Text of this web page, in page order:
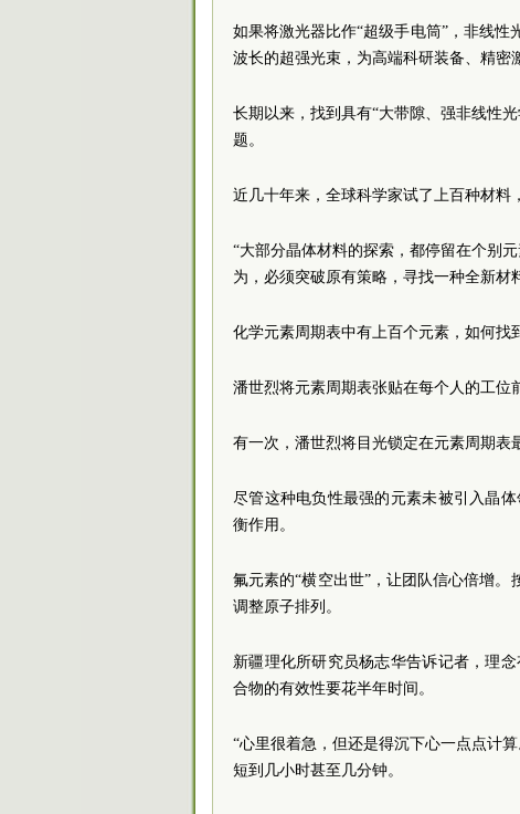
如果将激光器比作“超级手电筒”，非线性
波长的超强光束，为高端科研装备、精密
长期以来，找到具有“大带隙、强非线性
题。
近几十年来，全球科学家试了上百种材料
“大部分晶体材料的探索，都停留在个别
为，必须突破原有策略，寻找一种全新材
化学元素周期表中有上百个元素，如何找
潘世烈将元素周期表张贴在每个人的工位
有一次，潘世烈将目光锁定在元素周期表
尽管这种电负性最强的元素未被引入晶
衡作用。
氟元素的“横空出世”，让团队信心倍增。
调整原子排列。
新疆理化所研究员杨志华告诉记者，理
合物的有效性要花半年时间。
“心里很着急，但还是得沉下心一点点计
短到几小时甚至几分钟。